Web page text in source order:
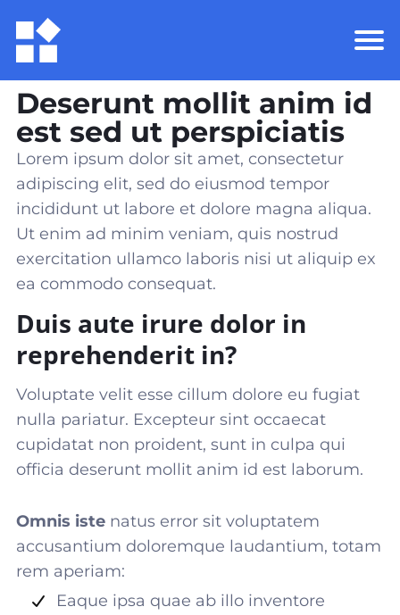
Deserunt mollit anim id
est sed ut perspiciatis
Lorem ipsum dolor sit amet, consectetur
adipiscing elit, sed do eiusmod tempor
incididunt ut labore et dolore magna aliqua.
Ut enim ad minim veniam, quis nostrud
exercitation ullamco laboris nisi ut aliquip ex
ea commodo consequat.
Duis aute irure dolor in
reprehenderit in?
Voluptate velit esse cillum dolore eu fugiat
nulla pariatur. Excepteur sint occaecat
cupidatat non proident, sunt in culpa qui
officia deserunt mollit anim id est laborum.
Omnis iste natus error sit voluptatem
accusantium doloremque laudantium, totam
rem aperiam:
Eaque ipsa quae ab illo inventore